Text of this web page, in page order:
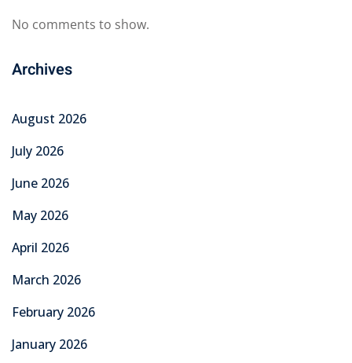
No comments to show.
Archives
August 2026
July 2026
June 2026
May 2026
April 2026
March 2026
February 2026
January 2026